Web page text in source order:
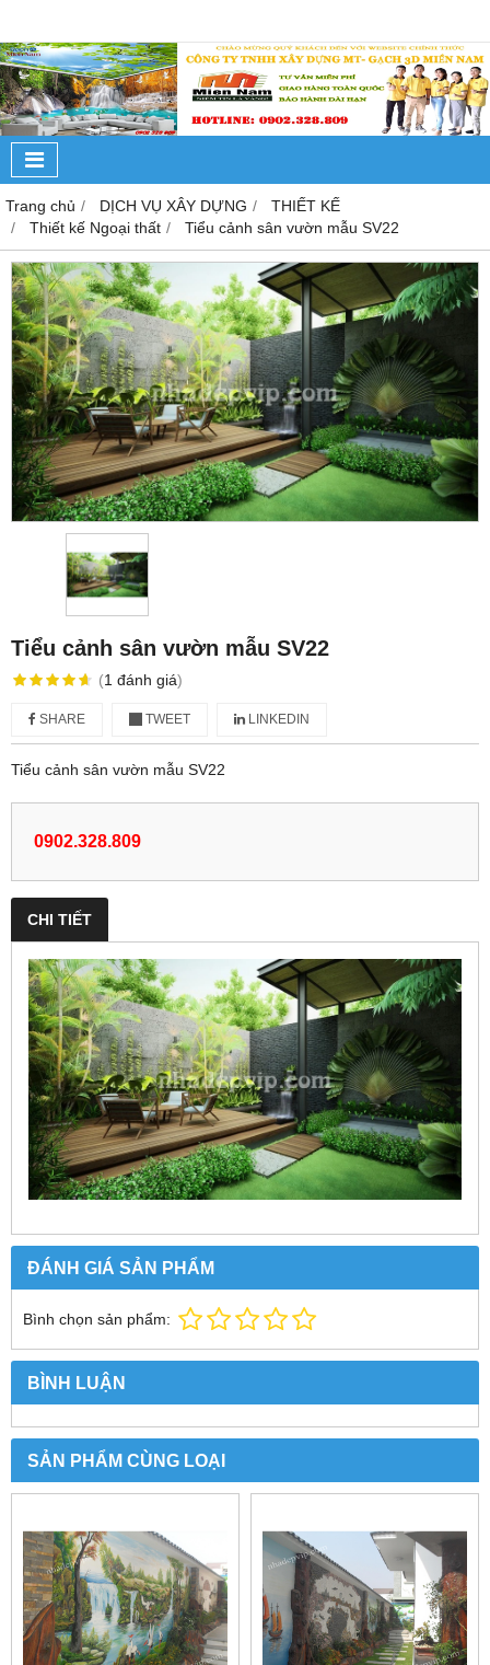
Trang chủ DỊCH VỤ XÂY DỰNG
THIẾT KẾ
Thiết kế Ngoại thất
Tiểu cảnh sân vườn mẫu SV22
Tiểu cảnh sân vườn mẫu SV22
(1 đánh giá)
SHARE TWEET LINKEDIN
Tiểu cảnh sân vườn mẫu SV22
0902.328.809
CHI TIẾT
ĐÁNH GIÁ SẢN PHẨM
Bình chọn sản phẩm:
BÌNH LUẬN
SẢN PHẨM CÙNG LOẠI